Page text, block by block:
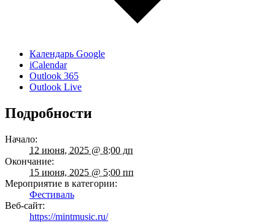
Календарь Google
iCalendar
Outlook 365
Outlook Live
Подробности
Начало:
12 июня, 2025 @ 8:00 дп
Окончание:
15 июня, 2025 @ 5:00 пп
Мероприятие в категории:
Фестиваль
Веб-сайт:
https://mintmusic.ru/